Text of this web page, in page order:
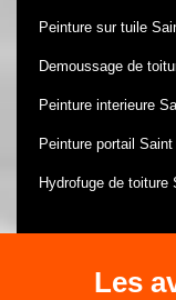
Peinture sur tuile
Demoussage de
Peinture interieure
Peinture portail
Hydrofuge de toiture
Les